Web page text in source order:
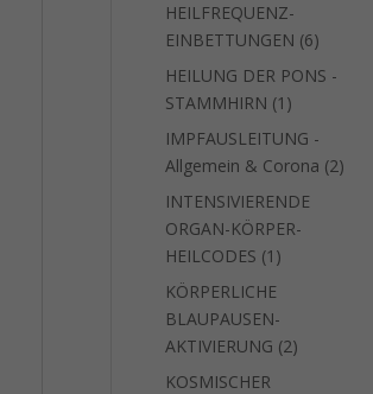
HEILFREQUENZ-
EINBETTUNGEN 66
Produkte
HEILUNG DER PONS -
STAMMHIRN 1 1
Produkt
IMPFAUSLEITUNG -
Allgemein & Corona 22
INTENSIVIERENDE
ORGAN-KÖRPER-
HEILCODES 1 1
Produkt
KÖRPERLICHE
BLAUPAUSEN-
AKTIVIERUNG 22
KOSMISCHER